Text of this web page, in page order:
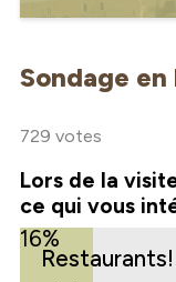
Sondage en
729 votes
Lors de la
ce qui vous
16%